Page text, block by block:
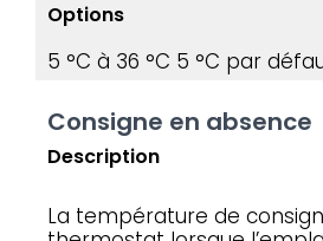
Options
5 °C à 36 °C 5 °C par
Consigne en absence
Description
La température de